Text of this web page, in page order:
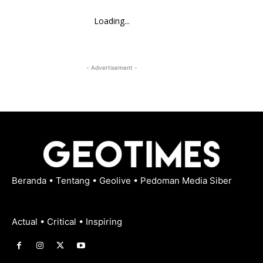
Loading...
- Advertisement -
Beranda • Tentang • Geolive • Pedoman Media Siber
Actual • Critical • Inspiring